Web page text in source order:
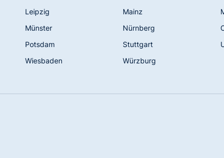
Leipzig
Mainz
Münster
Nürnberg
Potsdam
Stuttgart
Wiesbaden
Würzburg